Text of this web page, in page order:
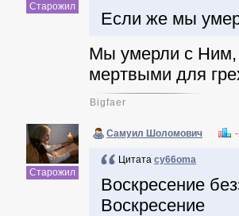
Старожил
Если же мы
Мы умерли с Ним,
мертвыми для
Bigfaer
Старожил
Самуил Шоломович
Цитата cy66oma
Воскресение
Воскресение